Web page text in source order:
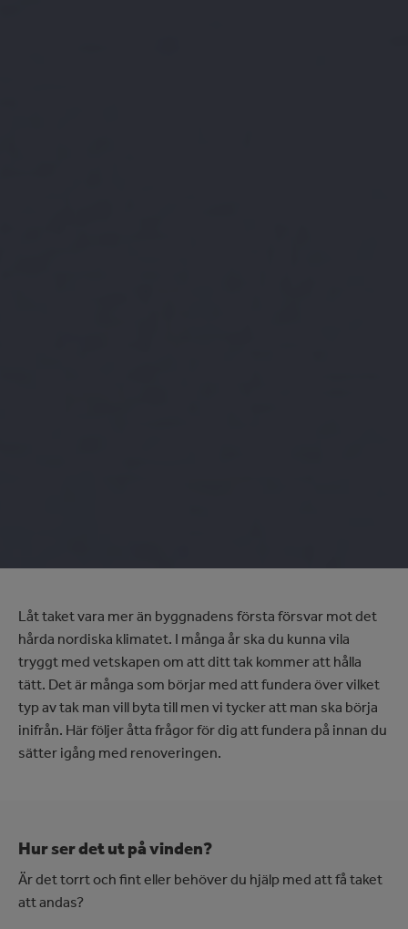
Låt taket vara mer än byggnadens första försvar mot det
hårda nordiska klimatet. I många år ska du kunna vila
tryggt med vetskapen om att ditt tak kommer att hålla
tätt. Det är många som börjar med att fundera över vilket
typ av tak man vill byta till men vi tycker att man ska börja
inifrån. Här följer åtta frågor för dig att fundera på innan du
sätter igång med renoveringen.
Hur ser det ut på vinden?
Är det torrt och fint eller behöver du hjälp med att få taket
att andas?